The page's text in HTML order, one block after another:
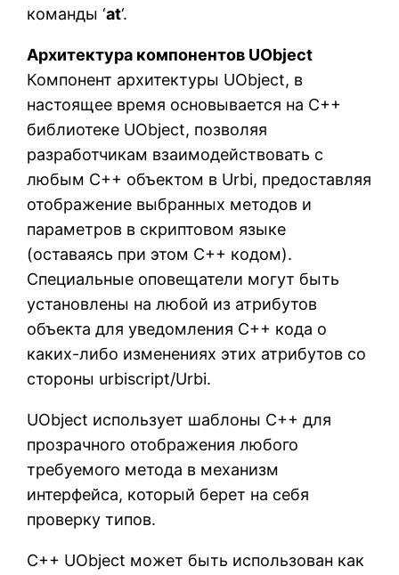
команды ‘at‘.
Архитектура компонентов UObject
Компонент архитектуры UObject, в
настоящее время основывается на C++
библиотеке UObject, позволяя
разработчикам взаимодействовать с
любым C++ объектом в Urbi, предоставляя
отображение выбранных методов и
параметров в скриптовом языке
(оставаясь при этом C++ кодом).
Специальные оповещатели могут быть
установлены на любой из атрибутов
объекта для уведомления C++ кода о
каких-либо изменениях этих атрибутов со
стороны urbiscript/Urbi.
UObject использует шаблоны C++ для
прозрачного отображения любого
требуемого метода в механизм
интерфейса, который берет на себя
проверку типов.
C++ UObject может быть использован как